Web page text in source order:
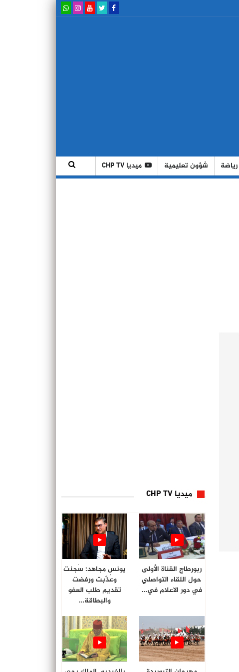
رياضة شؤون تعليمية ميديا CHP TV
ميديا CHP TV
ربورطاج القناة الأولى
حول اللقاء التواصلي
في دور الاعلام في…
يونس مجاهد: سُجنت
وعُذّبت ورفضت
تقديم طلب العفو
والبطاقة…